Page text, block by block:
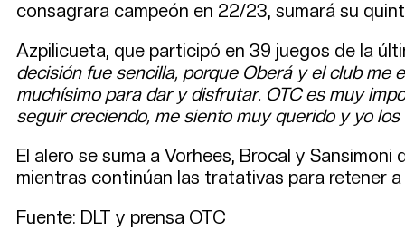
consagrara campeón en 22/23, sumará su
Azpilicueta, que participó en 39 juegos de la
decisión fue sencilla, porque Oberá y el club
muchísimo para dar y disfrutar. OTC es muy
seguir creciendo, me siento muy querido y yo
El alero se suma a Vorhees, Brocal y
mientras continúan las tratativas para retener
Fuente: DLT y prensa OTC